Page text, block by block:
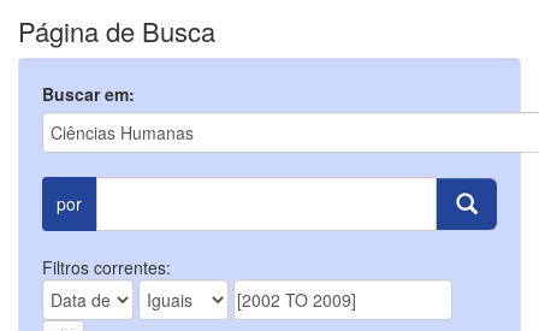
Página de Busca
Buscar em:
por
Filtros correntes: